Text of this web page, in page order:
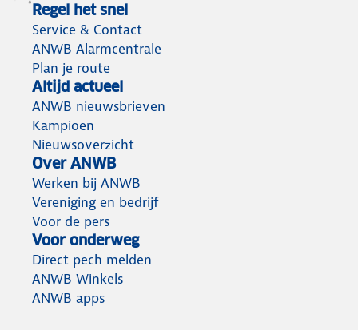
Regel het snel
Service & Contact
ANWB Alarmcentrale
Plan je route
Altijd actueel
ANWB nieuwsbrieven
Kampioen
Nieuwsoverzicht
Over ANWB
Werken bij ANWB
Vereniging en bedrijf
Voor de pers
Voor onderweg
Direct pech melden
ANWB Winkels
ANWB apps